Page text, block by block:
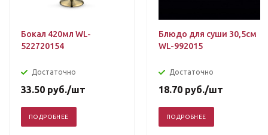
Бокал 420мл WL-
522720154
Достаточно
33.50 руб./шт
ПОДРОБНЕЕ
Блюдо для суши 30,5см
WL-992015
Достаточно
18.70 руб./шт
ПОДРОБНЕЕ